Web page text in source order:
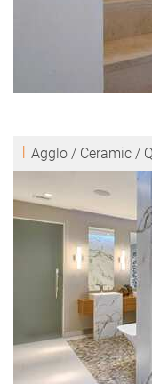
Agglo / Ceramic /